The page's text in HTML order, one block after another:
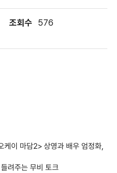
조회수 576
케이 마담2> 상영과 배우 엄정화,
려주는 무비 토크